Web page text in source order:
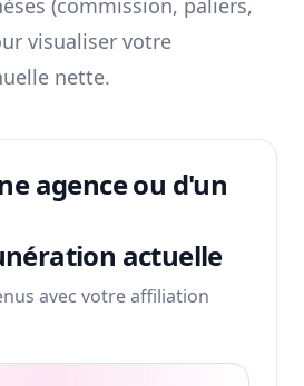
(commission, paliers,
visualiser votre
nette.
agence ou d'un
actuelle
avec votre affiliation